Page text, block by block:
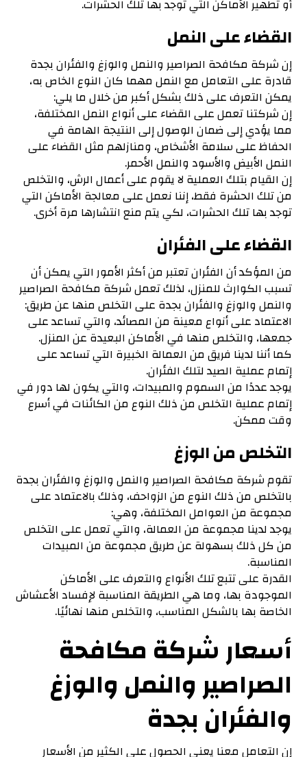
أو تطهير الأماكن التي توجد بها تلك الحشرات.
القضاء على النمل
إن شركة مكافحة الصراصير والنمل والوزغ والفئران بجدة
قادرة على التعامل مع النمل مهما كان النوع الخاص به،
يمكن التعرف على ذلك بشكل أكبر من خلال ما يلي:
إن شركتنا تعمل على القضاء على أنواع النمل المختلفة،
مما يؤدي إلى ضمان الوصول إلى النتيجة الهامة في
الحفاظ على سلامة الأشخاص، ومنازلهم مثل القضاء على
النمل الأبيض والأسود والنمل الأحمر.
إن القيام بتلك العملية لا يقوم على أعمال الرش، والتخلص
من تلك الحشرة فقط، إننا نعمل على معالجة الأماكن التي
توجد بها تلك الحشرات، لكي يتم منع انتشارها مرة أخرى.
القضاء على الفئران
من المؤكد أن الفئران تعتبر من أكثر الأمور التي يمكن أن
تسبب الكوارث للمنزل، لذلك تعمل شركة مكافحة الصراصير
والنمل والوزغ والفئران بجدة على التخلص منها عن طريق:
الاعتماد على أنواع معينة من المصائد، والتي تساعد على
جمعها، والتخلص منها في الأماكن البعيدة عن المنزل.
كما أننا لدينا فريق من العمالة الخبيرة التي تساعد على
إتمام عملية الصيد لتلك الفئران.
يوجد عددًا من السموم والمبيدات، والتي يكون لها دور في
إتمام عملية التخلص من ذلك النوع من الكائنات في أسرع
وقت ممكن.
التخلص من الوزغ
تقوم شركة مكافحة الصراصير والنمل والوزغ والفئران بجدة
بالتخلص من ذلك النوع من الزواحف، وذلك بالاعتماد على
مجموعة من العوامل المختلفة، وهي:
يوجد لدينا مجموعة من العمالة، والتي تعمل على التخلص
من كل ذلك بسهولة عن طريق مجموعة من المبيدات
المناسبة.
القدرة على تتبع تلك الأنواع والتعرف على الأماكن
الموجودة بها، وما هي الطريقة المناسبة لإفساد الأعشاش
الخاصة بها بالشكل المناسب، والتخلص منها نهائيًا.
أسعار شركة مكافحة
الصراصير والنمل والوزغ
والفئران بجدة
إن التعامل معنا يعني الحصول على الكثير من الأسعار